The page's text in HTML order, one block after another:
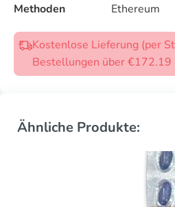
Methoden
Ethereum
Kostenlose Lieferung (per
Bestellungen über €172.19
Ähnliche Produkte: